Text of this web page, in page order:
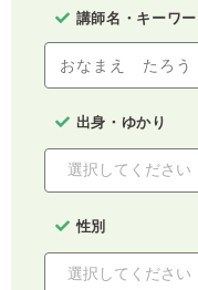
講師名・キーワー
出身・ゆかり
性別